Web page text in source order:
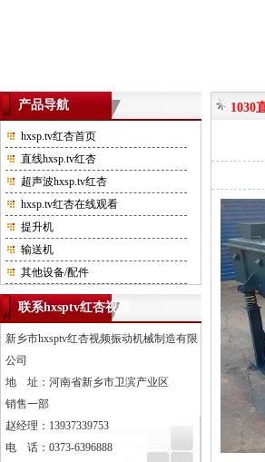
产品导航
hxsp.tv红杏首页
直线hxsp.tv红杏
超声波hxsp.tv红杏
hxsp.tv红杏在线观看
提升机
输送机
其他设备/配件
联系hxsptv红杏视频
新乡市hxsptv红杏视频振动机械制造有限
公司
地 址：河南省新乡市卫滨产业区
销售一部
赵经理：13937339753
电 话：0373-6396888
1030